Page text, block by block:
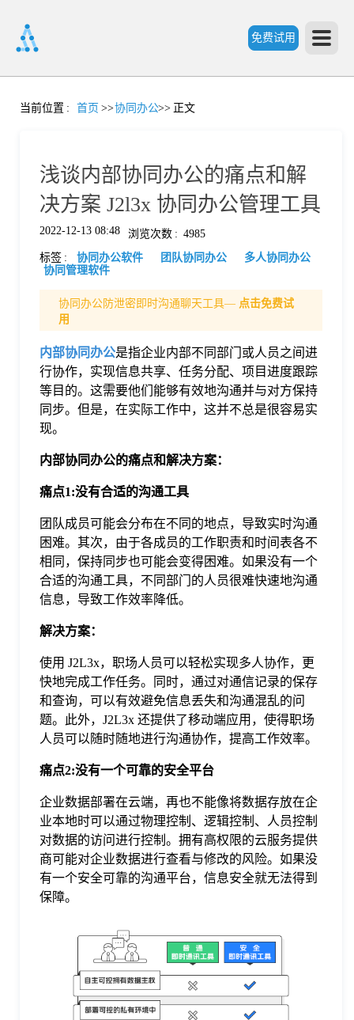
免费试用
首
格
常
见
问
题
当前位置 : 首页 >>协同办公>> 正文
浅谈内部协同办公的痛点和解
决方案 J2l3x 协同办公管理工具
2022-12-13 08:48 浏览次数 : 4985
标签 : 协同办公软件 团队协同办公
多人协同办公
协同管理软件
协同办公防泄密即时沟通聊天工具— 点击免费试
用
内部协同办公是指企业内部不同部门或人员之间进
行协作，实现信息共享、任务分配、项目进度跟踪
等目的。这需要他们能够有效地沟通并与对方保持
同步。但是，在实际工作中，这并不总是很容易实
现。
内部协同办公的痛点和解决方案：
痛点1:没有合适的沟通工具
团队成员可能会分布在不同的地点，导致实时沟通
困难。其次，由于各成员的工作职责和时间表各不
相同，保持同步也可能会变得困难。如果没有一个
合适的沟通工具，不同部门的人员很难快速地沟通
信息，导致工作效率降低。
解决方案：
使用 J2L3x，职场人员可以轻松实现多人协作，更
快地完成工作任务。同时，通过对通信记录的保存
和查询，可以有效避免信息丢失和沟通混乱的问
题。此外，J2L3x 还提供了移动端应用，使得职场
人员可以随时随地进行沟通协作，提高工作效率。
痛点2:没有一个可靠的安全平台
企业数据部署在云端，再也不能像将数据存放在企
业本地时可以通过物理控制、逻辑控制、人员控制
对数据的访问进行控制。拥有高权限的云服务提供
商可能对企业数据进行查看与修改的风险。如果没
有一个安全可靠的沟通平台，信息安全就无法得到
保障。